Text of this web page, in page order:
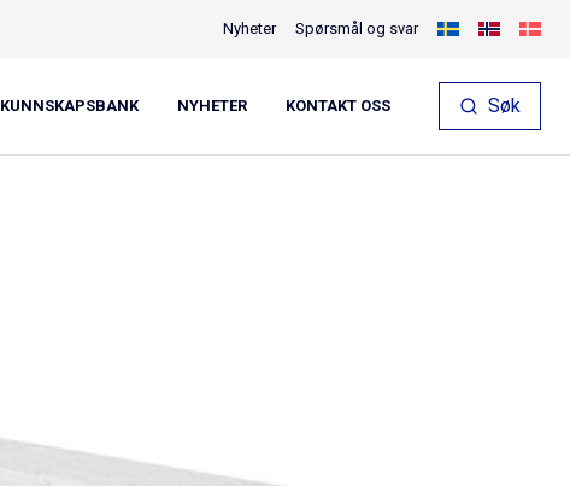
Søk
KUNNSKAPSBANK NYHETER KONTAKT OSS
Nyheter Spørsmål og svar